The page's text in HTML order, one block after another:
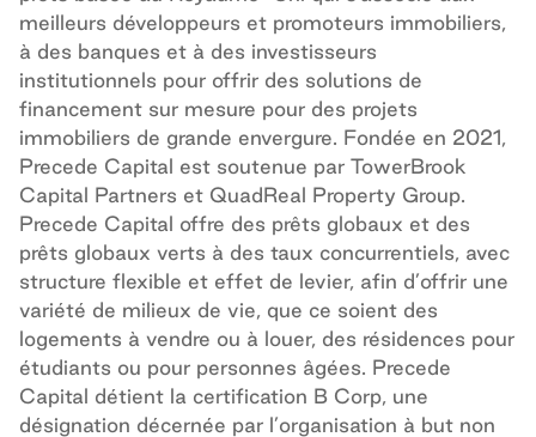
meilleurs développeurs et promoteurs immobiliers,
à des banques et à des investisseurs
institutionnels pour offrir des solutions de
financement sur mesure pour des projets
immobiliers de grande envergure. Fondée en 2021,
Precede Capital est soutenue par TowerBrook
Capital Partners et QuadReal Property Group.
Precede Capital offre des prêts globaux et des
prêts globaux verts à des taux concurrentiels, avec
structure flexible et effet de levier, afin d’offrir une
variété de milieux de vie, que ce soient des
logements à vendre ou à louer, des résidences pour
étudiants ou pour personnes âgées. Precede
Capital détient la certification B Corp, une
désignation décernée par l’organisation à but non